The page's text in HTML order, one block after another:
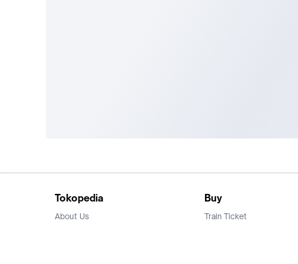
Tokopedia
About Us
Buy
Train Ticket